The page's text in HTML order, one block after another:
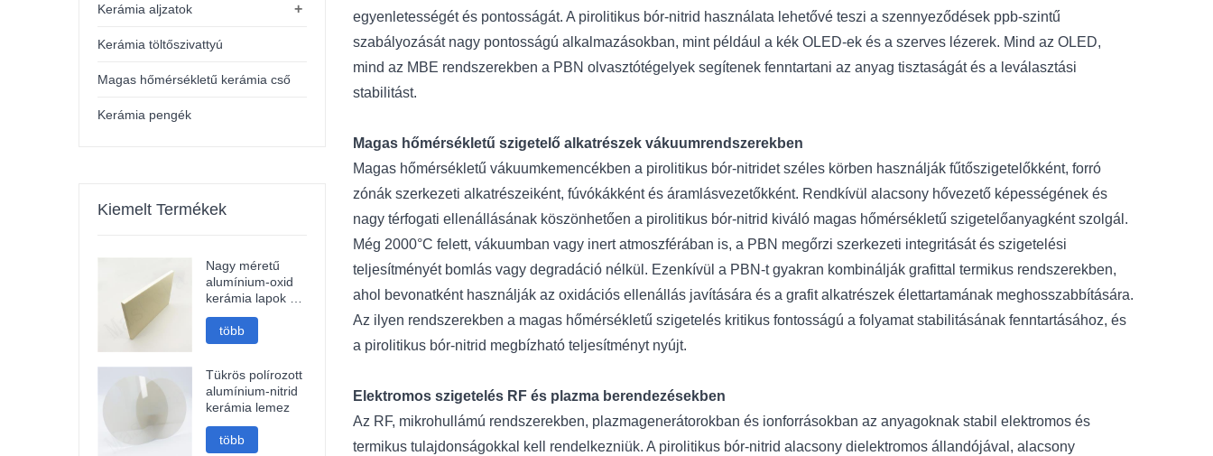
egyenletességét és pontosságát. A pirolitikus bór-nitrid használata lehetővé teszi a szennyeződések ppb-szintű
szabályozását nagy pontosságú alkalmazásokban, mint például a kék OLED-ek és a szerves lézerek. Mind az OLED,
mind az MBE rendszerekben a PBN olvasztótégelyek segítenek fenntartani az anyag tisztaságát és a leválasztási
stabilitást.
Magas hőmérsékletű szigetelő alkatrészek vákuumrendszerekben
Magas hőmérsékletű vákuumkemencékben a pirolitikus bór-nitridet széles körben használják fűtőszigetelőkként, forró
zónák szerkezeti alkatrészeiként, fúvókákként és áramlásvezetőkként. Rendkívül alacsony hővezető képességének és
nagy térfogati ellenállásának köszönhetően a pirolitikus bór-nitrid kiváló magas hőmérsékletű szigetelőanyagként szolgál.
Még 2000°C felett, vákuumban vagy inert atmoszférában is, a PBN megőrzi szerkezeti integritását és szigetelési
teljesítményét bomlás vagy degradáció nélkül. Ezenkívül a PBN-t gyakran kombinálják grafittal termikus rendszerekben,
ahol bevonatként használják az oxidációs ellenállás javítására és a grafit alkatrészek élettartamának meghosszabbítására.
Az ilyen rendszerekben a magas hőmérsékletű szigetelés kritikus fontosságú a folyamat stabilitásának fenntartásához, és
a pirolitikus bór-nitrid megbízható teljesítményt nyújt.
Elektromos szigetelés RF és plazma berendezésekben
Az RF, mikrohullámú rendszerekben, plazmagenerátorokban és ionforrásokban az anyagoknak stabil elektromos és
termikus tulajdonságokkal kell rendelkezniük. A pirolitikus bór-nitrid alacsony dielektromos állandójával, alacsony
+
Kerámia aljzatok
Kerámia töltőszivattyú
Magas hőmérsékletű kerámia cső
Kerámia pengék
Kiemelt Termékek
Nagy méretű
alumínium-oxid
kerámia lapok és
kerámia tárcsák
több
Tükrös polírozott
alumínium-nitrid
kerámia lemez
több